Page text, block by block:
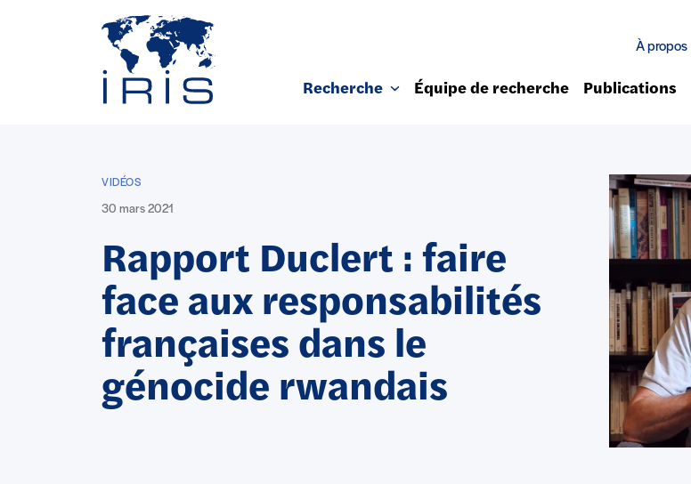
À propos
Recherche Équipe de recherche Publications
VIDÉOS
30 mars 2021
Rapport Duclert : faire
face aux responsabilités
françaises dans le
génocide rwandais